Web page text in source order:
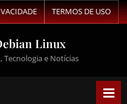
TERMOS DE USO
Linux
Tecnologia e Notícias